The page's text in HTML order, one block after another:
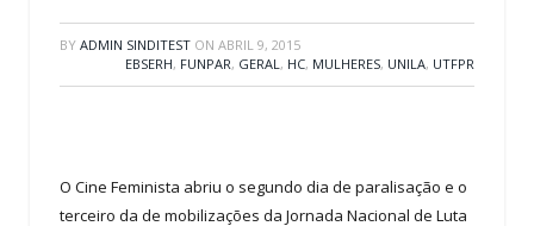
BY ADMIN SINDITEST ON ABRIL 9, 2015
EBSERH, FUNPAR, GERAL , HC, MULHERES, UNILA, UTFPR
O Cine Feminista abriu o segundo dia de paralisação e o
terceiro da de mobilizações da Jornada Nacional de Luta